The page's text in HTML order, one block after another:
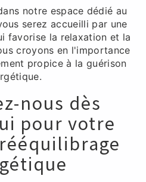
notre espace dédié au
serez accueilli par une
favorise la relaxation et la
croyons en l'importance
propice à la guérison
nous dès
pour votre